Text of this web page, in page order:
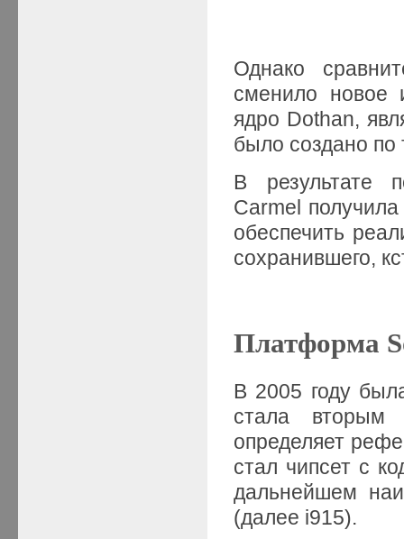
Однако
сменило новое
ядро Dothan,
было создано по
В результате
Carmel
обеспечить
сохранившего,
Платформа
В 2005 году
стала вторым
определяет
стал чипсет с
дальнейшем
(далее i915).